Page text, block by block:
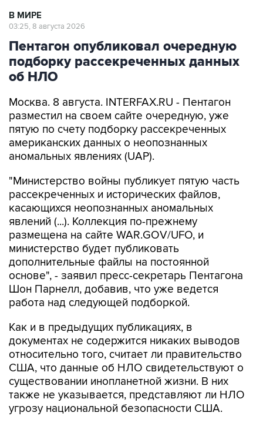
В МИРЕ
03:25, 8 августа 2026
Пентагон опубликовал очередную
подборку рассекреченных данных
об НЛО
Москва. 8 августа. INTERFAX.RU - Пентагон
разместил на своем сайте очередную, уже
пятую по счету подборку рассекреченных
американских данных о неопознанных
аномальных явлениях (UAP).
"Министерство войны публикует пятую часть
рассекреченных и исторических файлов,
касающихся неопознанных аномальных
явлений (...). Коллекция по-прежнему
размещена на сайте WAR.GOV/UFO, и
министерство будет публиковать
дополнительные файлы на постоянной
основе", - заявил пресс-секретарь Пентагона
Шон Парнелл, добавив, что уже ведется
работа над следующей подборкой.
Как и в предыдущих публикациях, в
документах не содержится никаких выводов
относительно того, считает ли правительство
США, что данные об НЛО свидетельствуют о
существовании инопланетной жизни. В них
также не указывается, представляют ли НЛО
угрозу национальной безопасности США.